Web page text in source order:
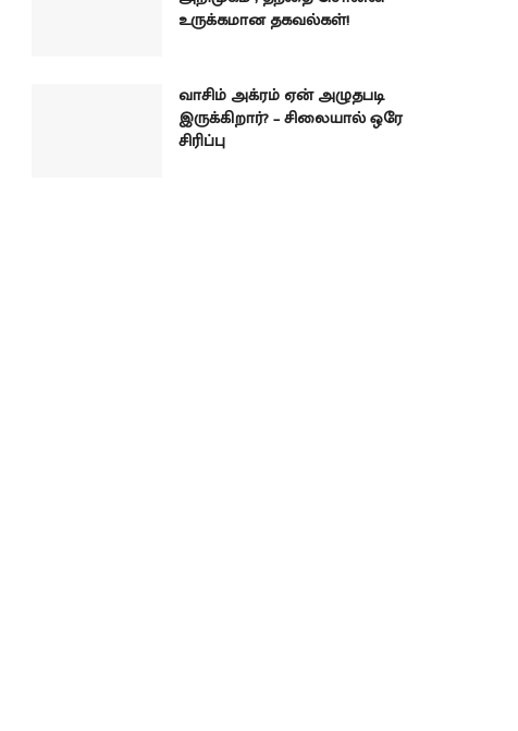
உருக்கமான தகவல்கள்!
வாசிம் அக்ரம் ஏன் அழுதபடி
இருக்கிறார்? – சிலையால் ஒரே
சிரிப்பு